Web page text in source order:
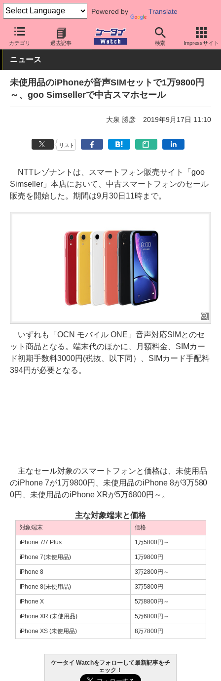
Powered by Translate
カテゴリ 過去記事 検索 Impressサイト
ケータイ Watch OS iPhone (iOS) iPhone本体
ニュース
未使用品のiPhoneが音声SIMセットで1万9800円
～、goo Simsellerで中古スマホセール
大泉 勝彦 2019年9月17日 11:10
リスト
NTTレゾナントは、スマートフォン販売サイト「goo
Simseller」本店において、中古スマートフォンのセール
販売を開始した。期間は9月30日11時まで。
いずれも「OCN モバイル ONE」音声対応SIMとのセ
ット商品となる。端末代のほかに、月額料金、SIMカー
ド初期手数料3000円(税抜、以下同）、SIMカード手配料
394円が必要となる。
主なセール対象のスマートフォンと価格は、未使用品
のiPhone 7が1万9800円、未使用品のiPhone 8が3万580
0円、未使用品のiPhone XRが5万6800円～。
主な対象端末と価格
対象端末 価格
iPhone 7/7 Plus 1万5800円～
iPhone 7(未使用品) 1万9800円
iPhone 8 3万2800円～
iPhone 8(未使用品) 3万5800円
iPhone X 5万8800円～
iPhone XR (未使用品) 5万6800円～
iPhone XS (未使用品) 8万7800円
ケータイ Watchをフォローして最新記事をチ
ェック！